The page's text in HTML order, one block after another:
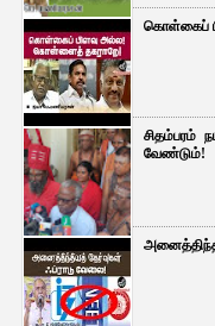
கொள்கைப்
சிதம்பரம்
வேண்டும்!